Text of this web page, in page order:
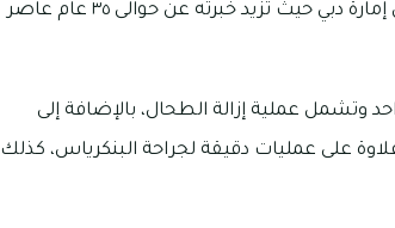
الخبرة الكبيرة عند دكتور ماثيو هي كبيرة حيث أنه من أقدم الأطباء بداخل إمارة دبي حيث تزيد خبرته عن حوالى ٣٥ عام عاصر
وتشمل عملية إزالة الطحال، بالإضافة إلى
على عمليات دقيقة لجراحة البنكرياس، كذلك